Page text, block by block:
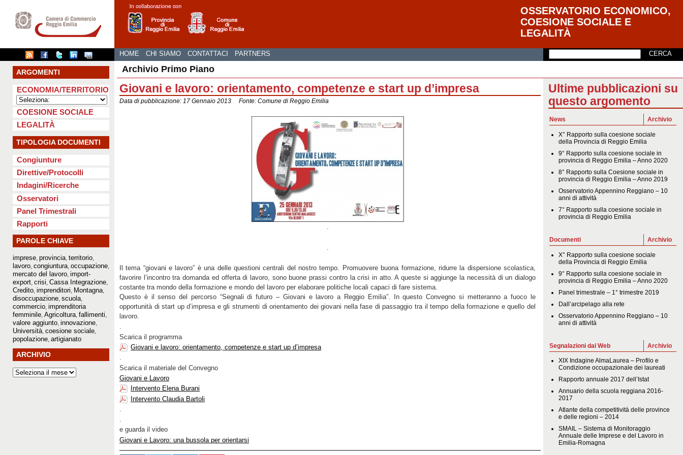
OSSERVATORIO ECONOMICO,
COESIONE SOCIALE E
LEGALITÀ
HOME CHI SIAMO CONTATTACI PARTNERS
ARGOMENTI
ECONOMIA/TERRITORIO
COESIONE SOCIALE
LEGALITÀ
TIPOLOGIA DOCUMENTI
Congiunture
Direttive/Protocolli
Indagini/Ricerche
Osservatori
Panel Trimestrali
Rapporti
PAROLE CHIAVE
imprese provincia territorio
lavoro congiuntura occupazione
mercato del lavoro import-
export crisi Cassa Integrazione
Credito imprenditori Montagna
disoccupazione scuola
commercio imprenditoria
femminile Agricoltura fallimenti
valore aggiunto innovazione
Università coesione sociale
popolazione artigianato
ARCHIVIO
Ultime pubblicazioni su
questo argomento
Archivio
News
X° Rapporto sulla coesione sociale
della Provincia di Reggio Emilia
9° Rapporto sulla coesione sociale in
provincia di Reggio Emilia – Anno 2020
8° Rapporto sulla Coesione sociale in
provincia di Reggio Emilia – Anno 2019
Osservatorio Appennino Reggiano – 10
anni di attività
7° Rapporto sulla coesione sociale in
provincia di Reggio Emilia
Archivio
Documenti
X° Rapporto sulla coesione sociale
della Provincia di Reggio Emilia
9° Rapporto sulla coesione sociale in
provincia di Reggio Emilia – Anno 2020
Panel trimestrale – 1° trimestre 2019
Dall’arcipelago alla rete
Osservatorio Appennino Reggiano – 10
anni di attività
Archivio
Segnalazioni dal Web
XIX Indagine AlmaLaurea – Profilo e
Condizione occupazionale dei laureati
Rapporto annuale 2017 dell’Istat
Annuario della scuola reggiana 2016-
2017
Atlante della competitività delle province
e delle regioni – 2014
SMAIL – Sistema di Monitoraggio
Annuale delle Imprese e del Lavoro in
Emilia-Romagna
Archivio Primo Piano
Giovani e lavoro: orientamento, competenze e start up d’impresa
Data di pubblicazione: 17 Gennaio 2013 Fonte: Comune di Reggio Emilia
.
Il tema “giovani e lavoro” è una delle questioni centrali del nostro tempo. Promuovere buona formazione, ridurre la dispersione scolastica,
favorire l’incontro tra domanda ed offerta di lavoro, sono buone prassi contro la crisi in atto. A queste si aggiunge la necessità di un dialogo
costante tra mondo della formazione e mondo del lavoro per elaborare politiche locali capaci di fare sistema.
Questo è il senso del percorso “Segnali di futuro – Giovani e lavoro a Reggio Emilia”. In questo Convegno si metteranno a fuoco le
opportunità di start up d’impresa e gli strumenti di orientamento dei giovani nella fase di passaggio tra il tempo della formazione e quello del
lavoro.
.
Scarica il programma
Giovani e lavoro: orientamento, competenze e start up d’impresa
.
Scarica il materiale del Convegno
Giovani e Lavoro
Intervento Elena Burani
Intervento Claudia Bartoli
.
e guarda il video
Giovani e Lavoro: una bussola per orientarsi